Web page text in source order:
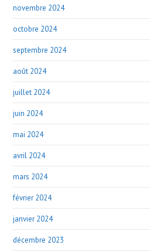
novembre 2024
octobre 2024
septembre 2024
août 2024
juillet 2024
juin 2024
mai 2024
avril 2024
mars 2024
février 2024
janvier 2024
décembre 2023